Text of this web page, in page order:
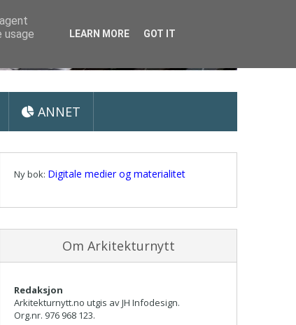
ANNET
Ny bok: Digitale medier og materialitet
Om Arkitekturnytt
Redaksjon
Arkitekturnytt.no utgis av JH Infodesign.
Org.nr. 976 968 123.
usage
LEARN MORE GOT IT